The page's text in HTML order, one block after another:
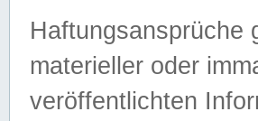
Haftungsansprüche
materieller oder
veröffentlichten